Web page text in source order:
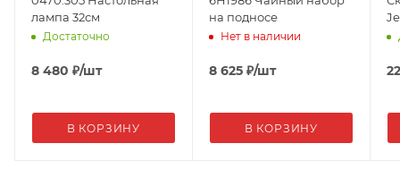
лампа 32см
Достаточно
8 480 ₽/шт
В КОРЗИНУ
на подносе
Нет в наличии
8 625 ₽/шт
В КОРЗИНУ